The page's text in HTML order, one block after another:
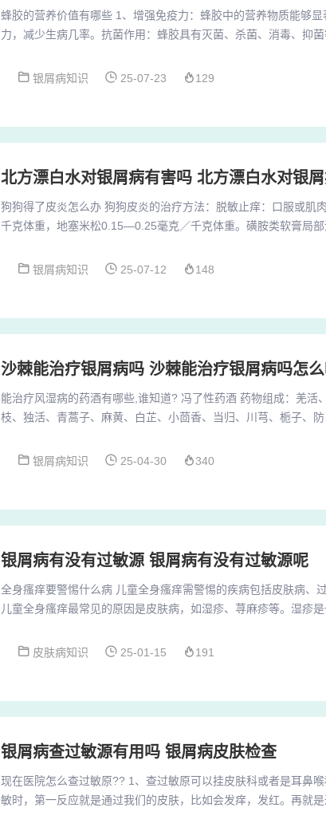
蜂胶的营养价值有哪些 1、增强免疫力：蜂胶中的营养物质能够
力，减少生病几率。抗菌作用：蜂胶具有灭菌、杀菌、消毒、抑菌
人体内的自由基，延缓机体衰老。2、蜂胶的功效与营养： 免疫调
银屑病知识 25-07-23 129
北方漂白水对银屑病有害吗 北方漂白水对银
狗狗得了皮炎怎么办 狗狗皮炎的治疗方法：脱敏止痒：口服或肌
千克体重，地塞米松0.15—0.25毫克／千克体重。磺胺类软膏局部
皮炎，参照蠕形螨的治疗。狗狗得了接触性皮炎，应采取以下治
银屑病知识 25-07-12 148
沙棘能治疗银屑病吗 沙棘能治疗银屑病吗怎
能治疗风湿病的药酒有哪些,谁知道? 冯了性药酒 药物组成：羌活
枝、独活、青蒿子、麻黄、白芷、小茴香、当归、川芎、栀子、防
包括三叶青藤、九层风、红鱼眼、大风艾、土杜仲、两面针等中
银屑病知识 25-04-30 340
银屑病有没有过敏源 银屑病有没有过敏源呢
全身瘙痒要警惕什么病 儿童全身瘙痒需警惕的疾病包括皮肤病、
儿童全身瘙痒最常见的原因是皮肤病，如湿疹、荨麻疹等。湿疹
痒、风团等症状。儿童身上痒痒原因可能是皮肤瘙痒症、过敏性
皮肤病知识 25-01-15 191
银屑病查过敏源有用吗 银屑病皮肤检查
现在医院怎么查过敏原?? 1、查过敏原可以挂皮肤科或者是耳鼻
敏时，第一反应就是通过我们的皮肤，比如会发痒，发红。再就是